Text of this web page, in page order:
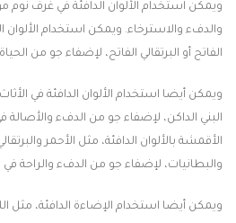
ويمكن استخدام الألوان الدافئة في غرف نوم
والدفء والاسترخاء. ويمكن استخدام الألوان
الفاتح أو البرتقالي الفاتح، لإضفاء جو من
ويمكن أيضا استخدام الألوان الدافئة في
البني الداكن، لإضفاء جو من الدفء
الأقمشة بالألوان الدافئة، مثل الأحمر
والبطانيات، لإضفاء جو من الدفء والراحة في
ويمكن أيضا استخدام الإضاءة الدافئة، مثل